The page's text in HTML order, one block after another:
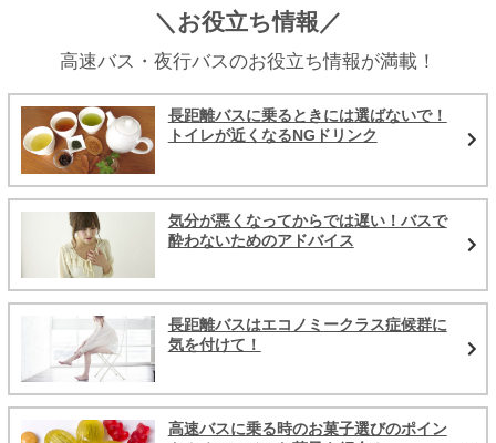
＼お役立ち情報／
高速バス・夜行バスのお役立ち情報が満載！
長距離バスに乗るときには選ばないで！
トイレが近くなるNGドリンク
気分が悪くなってからでは遅い！バスで
酔わないためのアドバイス
長距離バスはエコノミークラス症候群に
気を付けて！
高速バスに乗る時のお菓子選びのポイン